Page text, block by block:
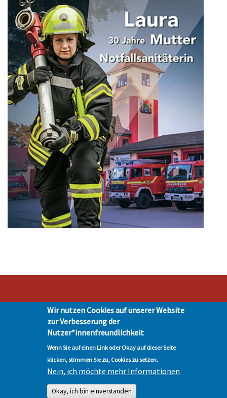
Stadt Hohen Neuendorf • Oranienburger Str. 2 • 16540 Hohen Neuendorf •
Telefon 03303-528-0
Impressum|Presse| Datenschutz| © Hohen-Neuendorf.de, Alle Rechte
vorbehalten - Vervielfältigung nur mit unserer Genehmigung
Wir nutzen Cookies auf unserer Website
zur Verbesserung der
Nutzer*innenfreundlichkeit
Wenn Sie auf einen Link oder Okay auf dieser Seite
klicken, stimmen Sie zu, Cookies zu setzen.
Nein, ich möchte mehr Informationen
Okay, ich bin einverstanden